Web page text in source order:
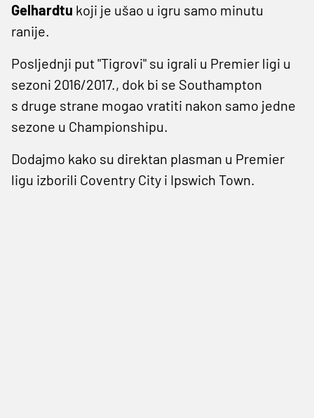
Gelhardtu koji je ušao u igru samo minutu
ranije.
Posljednji put "Tigrovi" su igrali u Premier ligi u
sezoni 2016/2017., dok bi se Southampton
s druge strane mogao vratiti nakon samo jedne
sezone u Championshipu.
Dodajmo kako su direktan plasman u Premier
ligu izborili Coventry City i Ipswich Town.